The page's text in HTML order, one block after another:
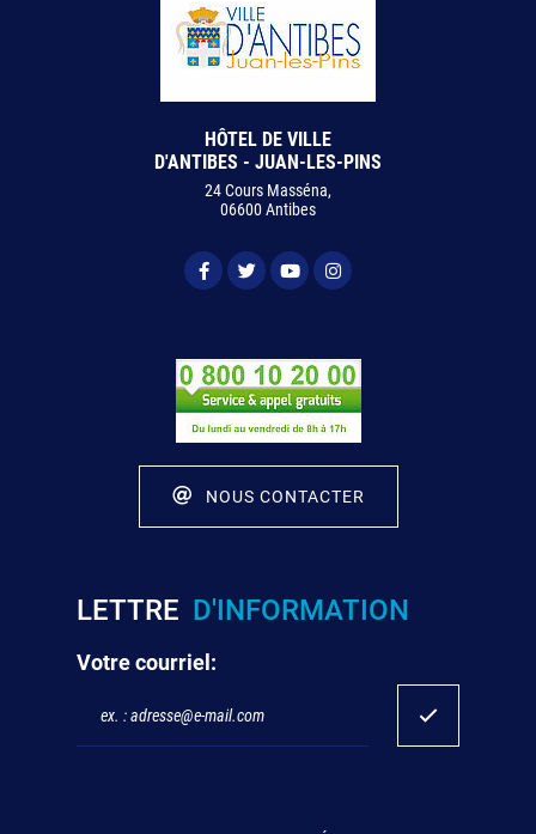
HÔTEL DE VILLE
D'ANTIBES - JUAN-LES-PINS
24 Cours Masséna,
06600 Antibes
NOUS CONTACTER
LETTRE D'INFORMATION
Votre courriel: